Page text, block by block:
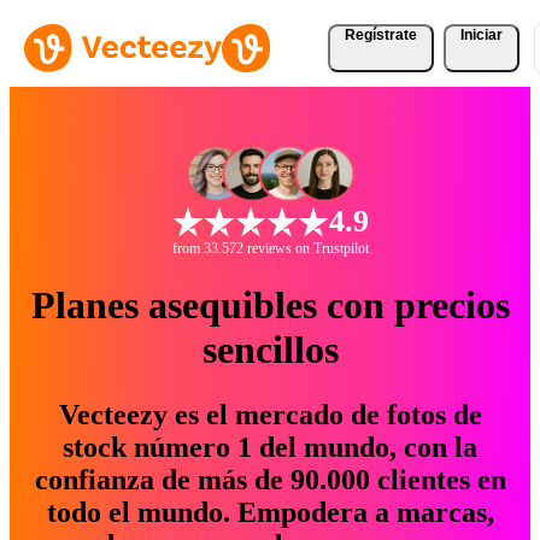
Regístrate Iniciar
4.9
from 33.572 reviews on Trustpilot
Planes asequibles con precios
sencillos
Vecteezy es el mercado de fotos de
stock número 1 del mundo, con la
confianza de más de 90.000 clientes en
todo el mundo. Empodera a marcas,